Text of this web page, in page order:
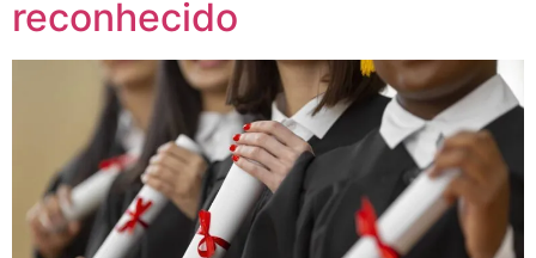
reconhecido